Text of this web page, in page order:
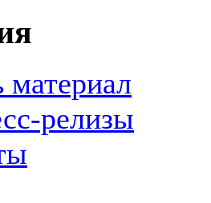
материал
релизы